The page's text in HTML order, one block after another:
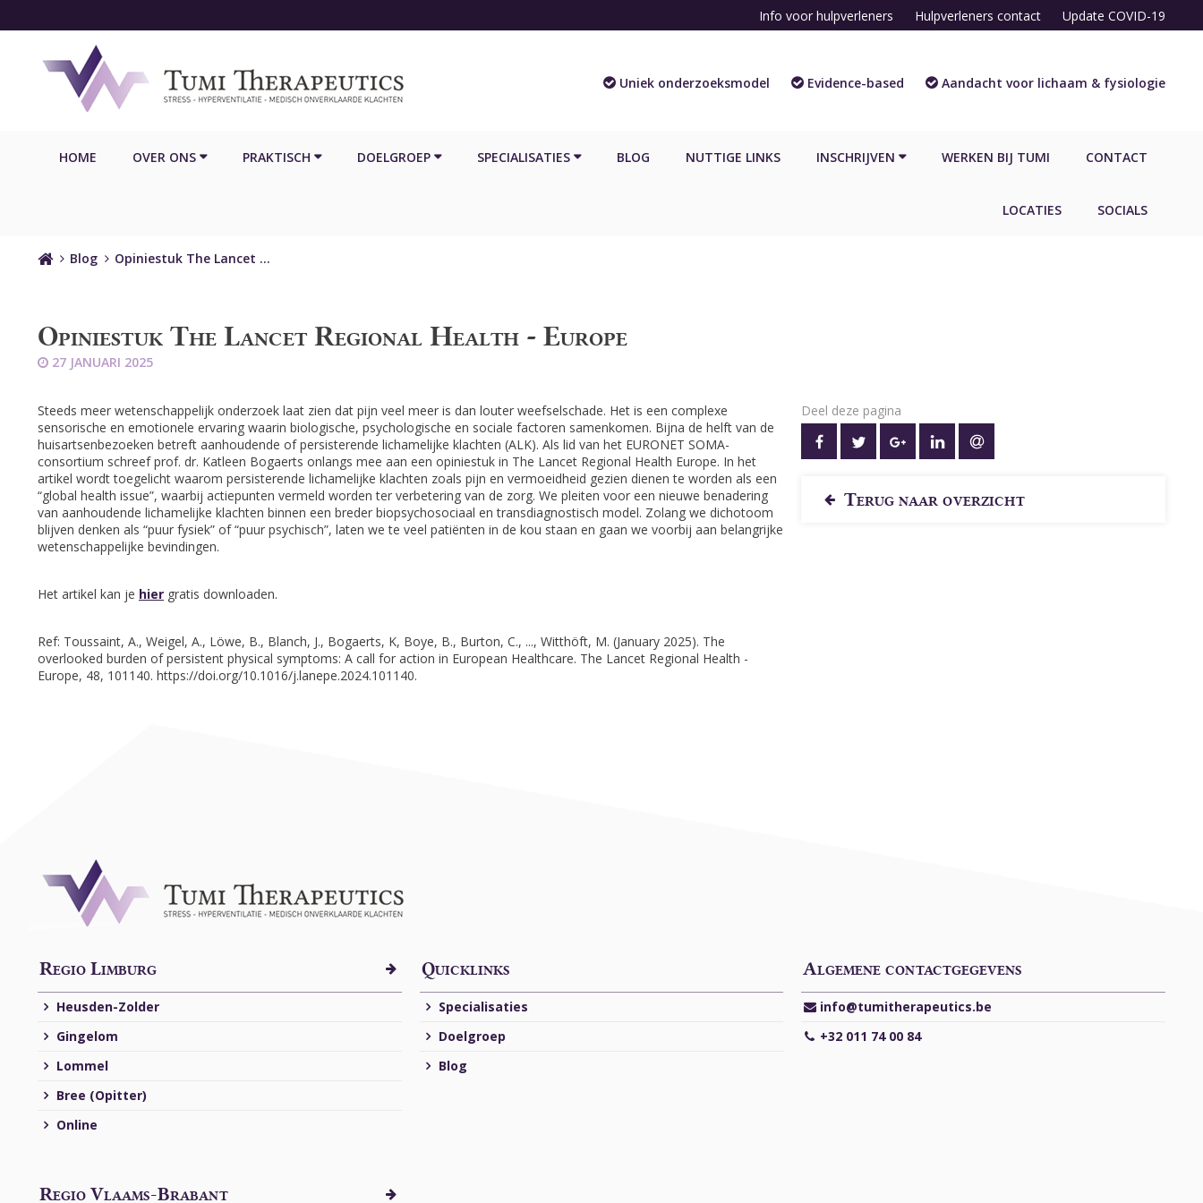
Info voor hulpverleners Hulpverleners contact Update COVID-19
Uniek onderzoeksmodel Evidence-based Aandacht voor lichaam & fysiologie
HOME OVER ONS PRAKTISCH DOELGROEP SPECIALISATIES BLOG NUTTIGE LINKS INSCHRIJVEN WERKEN BIJ TUMI CONTACT
LOCATIES SOCIALS
Home
Blog Opiniestuk The Lancet …
Opiniestuk The Lancet Regional Health - Europe
27 JANUARI 2025
Steeds meer wetenschappelijk onderzoek laat zien dat pijn veel meer is dan louter weefselschade. Het is een complexe
sensorische en emotionele ervaring waarin biologische, psychologische en sociale factoren samenkomen. Bijna de helft van de
huisartsenbezoeken betreft aanhoudende of persisterende lichamelijke klachten (ALK). Als lid van het EURONET SOMA-
consortium schreef prof. dr. Katleen Bogaerts onlangs mee aan een opiniestuk in The Lancet Regional Health Europe. In het
artikel wordt toegelicht waarom persisterende lichamelijke klachten zoals pijn en vermoeidheid gezien dienen te worden als een
“global health issue”, waarbij actiepunten vermeld worden ter verbetering van de zorg. We pleiten voor een nieuwe benadering
van aanhoudende lichamelijke klachten binnen een breder biopsychosociaal en transdiagnostisch model. Zolang we dichotoom
blijven denken als “puur fysiek” of “puur psychisch”, laten we te veel patiënten in de kou staan en gaan we voorbij aan belangrijke
wetenschappelijke bevindingen.
Het artikel kan je hier gratis downloaden.
Ref: Toussaint, A., Weigel, A., Löwe, B., Blanch, J., Bogaerts, K, Boye, B., Burton, C., ..., Witthöft, M. (January 2025). The
overlooked burden of persistent physical symptoms: A call for action in European Healthcare. The Lancet Regional Health -
Europe, 48, 101140. https://doi.org/10.1016/j.lanepe.2024.101140.
Deel deze pagina
OP FACEBOOKOP TWITTEROP GOOGLE+OP LINKEDIN
Terug naar overzicht
Regio Limburg
Heusden-Zolder
Gingelom
Lommel
Bree (Opitter)
Online
Regio Vlaams-Brabant
Quicklinks
Specialisaties
Doelgroep
Blog
Algemene contactgegevens
info@tumitherapeutics.be
+32 011 74 00 84